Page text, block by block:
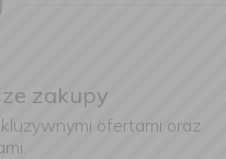
zakupy
ofertami oraz